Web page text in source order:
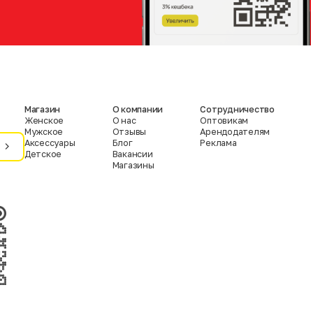
Магазин
Женское
Мужское
Аксессуары
Детское
О компании
О нас
Отзывы
Блог
Вакансии
Магазины
Сотрудничество
Оптовикам
Арендодателям
Реклама